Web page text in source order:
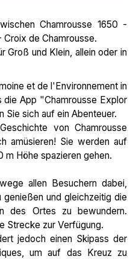
Chamrousse 1650 -
de Chamrousse.
Groß und Klein, allein oder in
et de l'Environnement in
die App "Chamrousse Explor
Sie sich auf ein Abenteuer.
von Chamrousse
amüsieren! Sie werden auf
m Höhe spazieren gehen.
allen Besuchern dabei,
und gleichzeitig die
des Ortes zu bewundern.
Strecke zur Verfügung.
jedoch einen Skipass der
um auf das Kreuz zu